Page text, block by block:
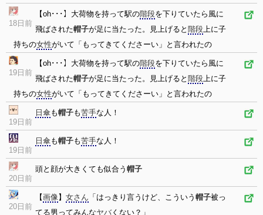
18日前
【oh･･･】大荷物を持って駅の階段を下りていたら風に
飛ばされた帽子が足に当たった。見上げると 階段上に子
持ちの女性がいて「もってきてくださーい」と言われたの
19日前
【oh･･･】大荷物を持って駅の階段を下りていたら風に
飛ばされた帽子が足に当たった。見上げると 階段上に子
持ちの女性がいて「もってきてくださーい」と言われたの
19日前
日傘も帽子も苦手な人！
19日前
日傘も帽子も苦手な人！
20日前
頭と顔が大きくても似合う 帽子
20日前
【画像】 女さん 「はっきり言うけど、こういう 帽子被っ
てる男ってみんなヤバくない？」